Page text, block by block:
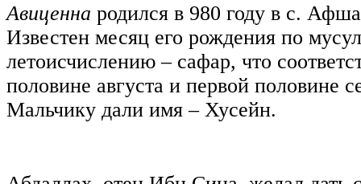
Авиценна родился в 980 году в с.
Известен месяц его рождения по
летоисчислению – сафар, что
половине августа и первой половине
Мальчику дали имя – Хусейн.